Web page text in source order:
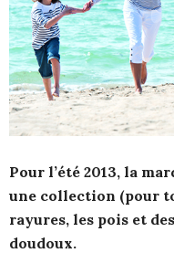
Pour l’été 2013, la
une collection (pour
rayures, les pois et
doudoux.